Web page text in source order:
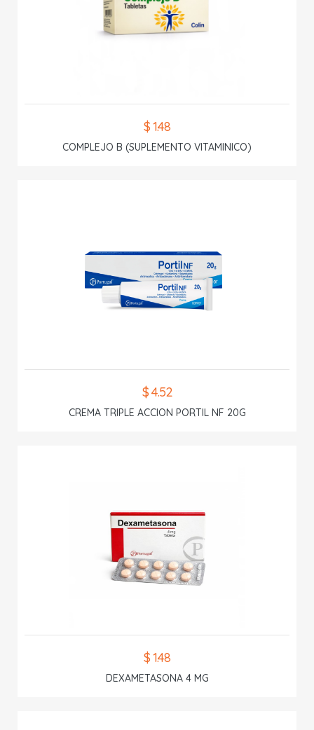
$ 1.48
COMPLEJO B (SUPLEMENTO VITAMINICO)
$ 4.52
CREMA TRIPLE ACCION PORTIL NF 20G
$ 1.48
DEXAMETASONA 4 MG